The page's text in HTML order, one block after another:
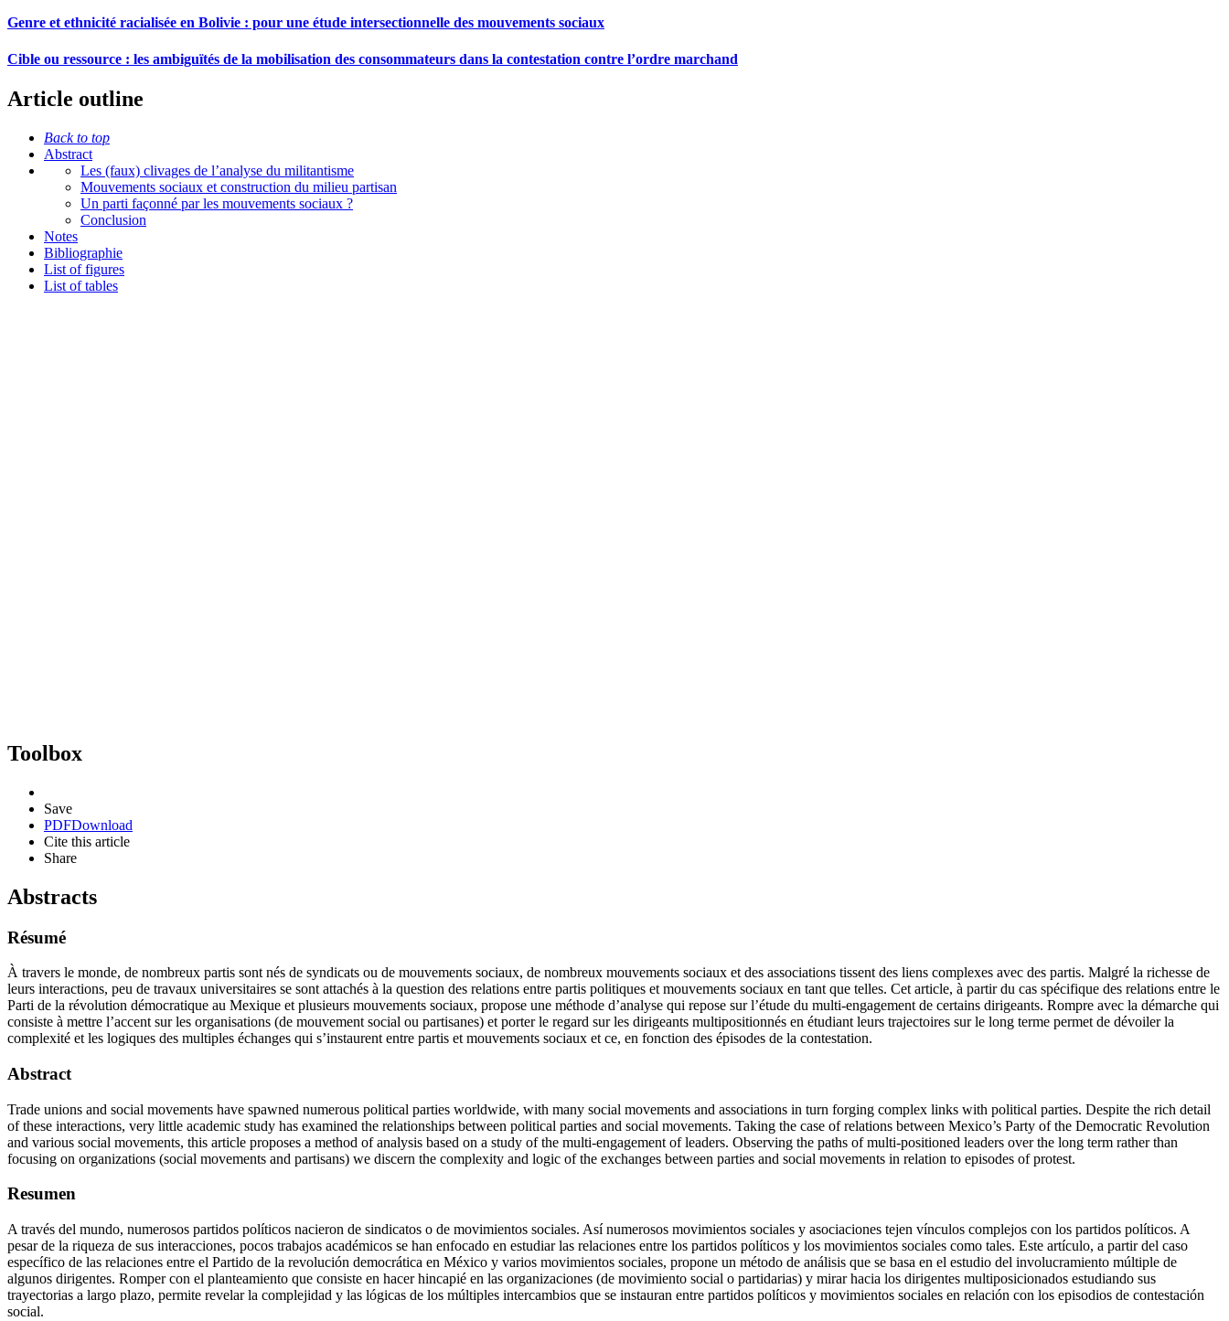
Genre et ethnicité racialisée en Bolivie : pour une étude intersectionnelle des mouvements sociaux
Cible ou ressource : les ambiguïtés de la mobilisation des consommateurs dans la contestation contre l’ordre marchand
Article outline
Back to top
Abstract
Les (faux) clivages de l’analyse du militantisme
Mouvements sociaux et construction du milieu partisan
Un parti façonné par les mouvements sociaux ?
Conclusion
Notes
Bibliographie
List of figures
List of tables
Toolbox
Save
PDFDownload
Cite this article
Share
Abstracts
Résumé
À travers le monde, de nombreux partis sont nés de syndicats ou de mouvements sociaux, de nombreux mouvements sociaux et des associations tissent des liens complexes avec des partis. Malgré la richesse de
leurs interactions, peu de travaux universitaires se sont attachés à la question des relations entre partis politiques et mouvements sociaux en tant que telles. Cet article, à partir du cas spécifique des relations entre le
Parti de la révolution démocratique au Mexique et plusieurs mouvements sociaux, propose une méthode d’analyse qui repose sur l’étude du multi-engagement de certains dirigeants. Rompre avec la démarche qui
consiste à mettre l’accent sur les organisations (de mouvement social ou partisanes) et porter le regard sur les dirigeants multipositionnés en étudiant leurs trajectoires sur le long terme permet de dévoiler la
complexité et les logiques des multiples échanges qui s’instaurent entre partis et mouvements sociaux et ce, en fonction des épisodes de la contestation.
Abstract
Trade unions and social movements have spawned numerous political parties worldwide, with many social movements and associations in turn forging complex links with political parties. Despite the rich detail
of these interactions, very little academic study has examined the relationships between political parties and social movements. Taking the case of relations between Mexico’s Party of the Democratic Revolution
and various social movements, this article proposes a method of analysis based on a study of the multi-engagement of leaders. Observing the paths of multi-positioned leaders over the long term rather than
focusing on organizations (social movements and partisans) we discern the complexity and logic of the exchanges between parties and social movements in relation to episodes of protest.
Resumen
A través del mundo, numerosos partidos políticos nacieron de sindicatos o de movimientos sociales. Así numerosos movimientos sociales y asociaciones tejen vínculos complejos con los partidos políticos. A
pesar de la riqueza de sus interacciones, pocos trabajos académicos se han enfocado en estudiar las relaciones entre los partidos políticos y los movimientos sociales como tales. Este artículo, a partir del caso
específico de las relaciones entre el Partido de la revolución democrática en México y varios movimientos sociales, propone un método de análisis que se basa en el estudio del involucramiento múltiple de
algunos dirigentes. Romper con el planteamiento que consiste en hacer hincapié en las organizaciones (de movimiento social o partidarias) y mirar hacia los dirigentes multiposicionados estudiando sus
trayectorias a largo plazo, permite revelar la complejidad y las lógicas de los múltiples intercambios que se instauran entre partidos políticos y movimientos sociales en relación con los episodios de contestación
social.